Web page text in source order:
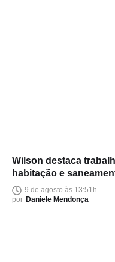
Wilson destaca
habitação e
9 de agosto às 13:51h
por Daniele Mendonça